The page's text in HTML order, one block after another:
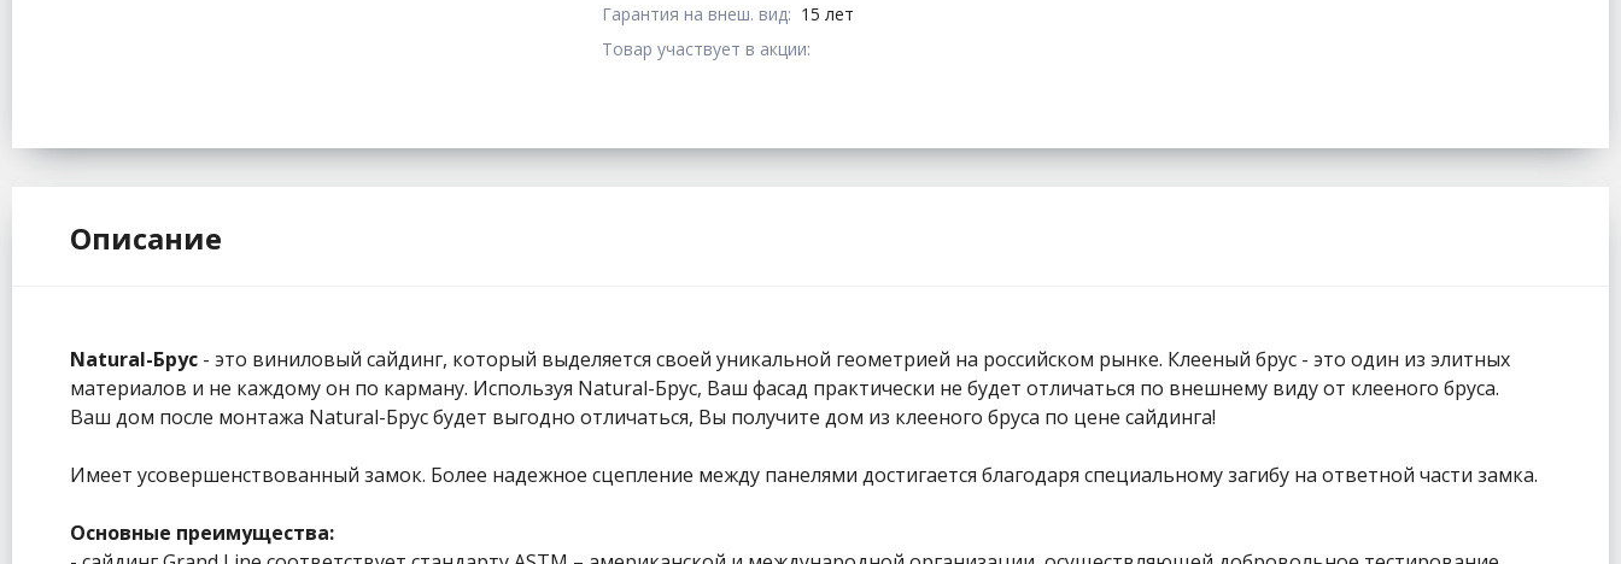
Гарантия на внеш. вид: 15 лет
Товар участвует в акции:
Описание
Natural-Брус - это виниловый сайдинг, который выделяется своей уникальной геометрией на российском рынке. Клееный брус - это один из элитных
материалов и не каждому он по карману. Используя Natural-Брус, Ваш фасад практически не будет отличаться по внешнему виду от клееного бруса.
Ваш дом после монтажа Natural-Брус будет выгодно отличаться, Вы получите дом из клееного бруса по цене сайдинга!
Имеет усовершенствованный замок. Более надежное сцепление между панелями достигается благодаря специальному загибу на ответной части замка.
Основные преимущества: